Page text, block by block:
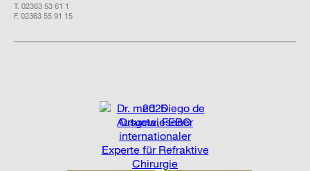
T. 02363 53 61 1
F. 02363 55 91 15
2025
Ausgewiesener
internationaler
Experte für Refraktive
Chirurgie